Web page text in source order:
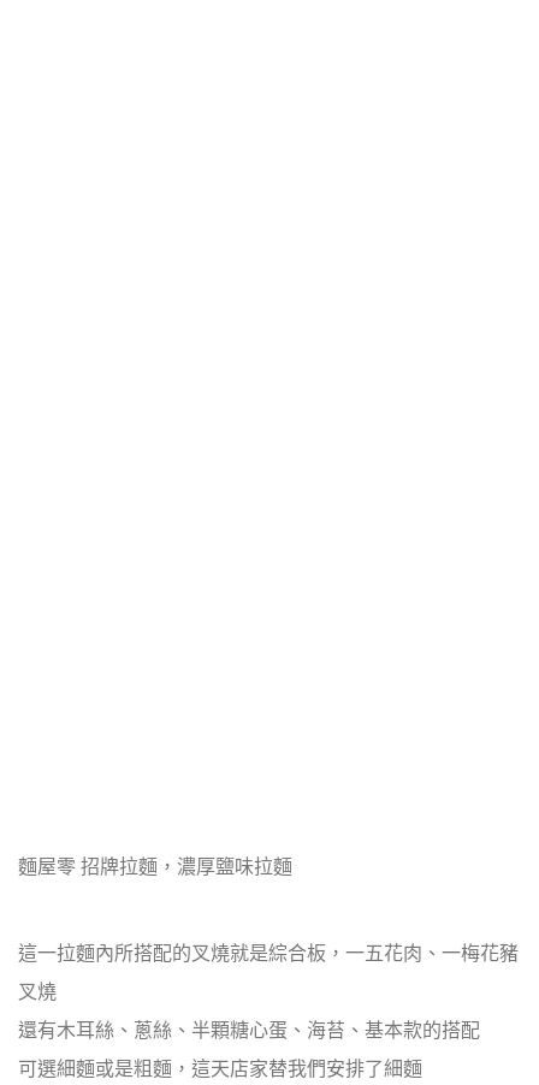
麵屋零 招牌拉麵，濃厚鹽味拉麵
這一拉麵內所搭配的叉燒就是綜合板，一五花肉、一梅花豬
叉燒
還有木耳絲、蔥絲、半顆糖心蛋、海苔、基本款的搭配
可選細麵或是粗麵，這天店家替我們安排了細麵